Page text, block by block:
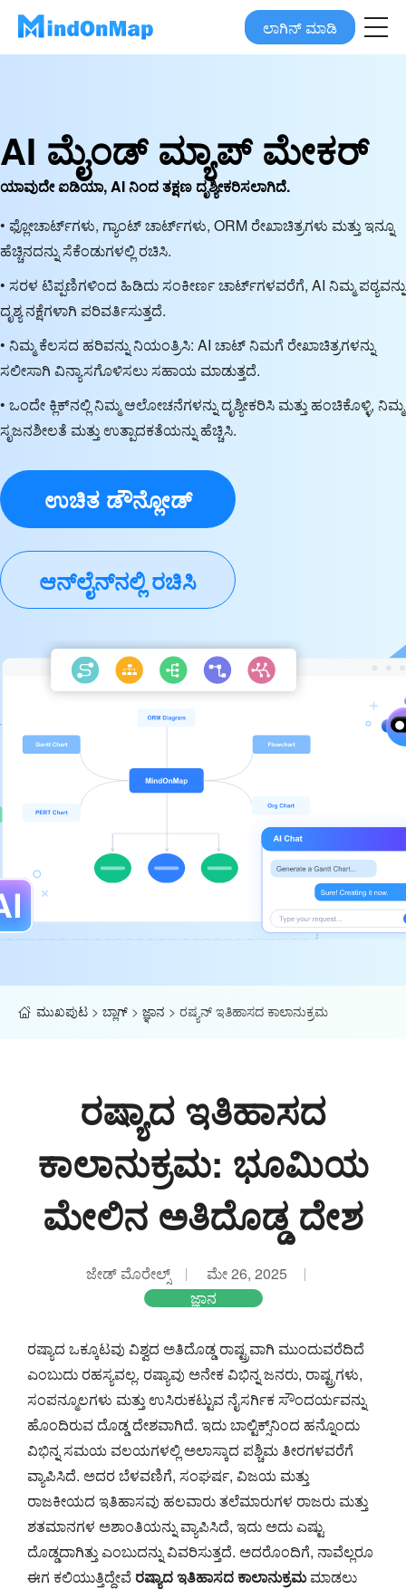
ಲಾಗಿನ್ ಮಾಡಿ
AI ಮೈಂಡ್ ಮ್ಯಾಪ್ ಮೇಕರ್
ಯಾವುದೇ ಐಡಿಯಾ, AI ನಿಂದ ತಕ್ಷಣ ದೃಶ್ಯೀಕರಿಸಲಾಗಿದೆ.
• ಫ್ಲೋಚಾರ್ಟ್‌ಗಳು, ಗ್ಯಾಂಟ್ ಚಾರ್ಟ್‌ಗಳು, ORM ರೇಖಾಚಿತ್ರಗಳು ಮತ್ತು ಇನ್ನೂ
ಹೆಚ್ಚಿನದನ್ನು ಸೆಕೆಂಡುಗಳಲ್ಲಿ ರಚಿಸಿ.
• ಸರಳ ಟಿಪ್ಪಣಿಗಳಿಂದ ಹಿಡಿದು ಸಂಕೀರ್ಣ ಚಾರ್ಟ್‌ಗಳವರೆಗೆ, AI ನಿಮ್ಮ ಪಠ್ಯವನ್ನು
ದೃಶ್ಯ ನಕ್ಷೆಗಳಾಗಿ ಪರಿವರ್ತಿಸುತ್ತದೆ.
• ನಿಮ್ಮ ಕೆಲಸದ ಹರಿವನ್ನು ನಿಯಂತ್ರಿಸಿ: AI ಚಾಟ್ ನಿಮಗೆ ರೇಖಾಚಿತ್ರಗಳನ್ನು
ಸಲೀಸಾಗಿ ವಿನ್ಯಾಸಗೊಳಿಸಲು ಸಹಾಯ ಮಾಡುತ್ತದೆ.
• ಒಂದೇ ಕ್ಲಿಕ್‌ನಲ್ಲಿ ನಿಮ್ಮ ಆಲೋಚನೆಗಳನ್ನು ದೃಶ್ಯೀಕರಿಸಿ ಮತ್ತು ಹಂಚಿಕೊಳ್ಳಿ, ನಿಮ್ಮ
ಸೃಜನಶೀಲತೆ ಮತ್ತು ಉತ್ಪಾದಕತೆಯನ್ನು ಹೆಚ್ಚಿಸಿ.
ಉಚಿತ ಡೌನ್ಲೋಡ್
ಆನ್‌ಲೈನ್‌ನಲ್ಲಿ ರಚಿಸಿ
ಮುಖಪುಟ > ಬ್ಲಾಗ್ > ಜ್ಞಾನ > ರಷ್ಯನ್ ಇತಿಹಾಸದ ಕಾಲಾನುಕ್ರಮ
ರಷ್ಯಾದ ಇತಿಹಾಸದ
ಕಾಲಾನುಕ್ರಮ: ಭೂಮಿಯ
ಮೇಲಿನ ಅತಿದೊಡ್ಡ ದೇಶ
ಜೇಡ್ ಮೊರೇಲ್ಸ್
ಮೇ 26, 2025
ಜ್ಞಾನ
ರಷ್ಯಾದ ಒಕ್ಕೂಟವು ವಿಶ್ವದ ಅತಿದೊಡ್ಡ ರಾಷ್ಟ್ರವಾಗಿ ಮುಂದುವರೆದಿದೆ
ಎಂಬುದು ರಹಸ್ಯವಲ್ಲ. ರಷ್ಯಾವು ಅನೇಕ ವಿಭಿನ್ನ ಜನರು, ರಾಷ್ಟ್ರಗಳು,
ಸಂಪನ್ಮೂಲಗಳು ಮತ್ತು ಉಸಿರುಕಟ್ಟುವ ನೈಸರ್ಗಿಕ ಸೌಂದರ್ಯವನ್ನು
ಹೊಂದಿರುವ ದೊಡ್ಡ ದೇಶವಾಗಿದೆ. ಇದು ಬಾಲ್ಟಿಕ್ಸ್‌ನಿಂದ ಹನ್ನೊಂದು
ವಿಭಿನ್ನ ಸಮಯ ವಲಯಗಳಲ್ಲಿ ಅಲಾಸ್ಕಾದ ಪಶ್ಚಿಮ ತೀರಗಳವರೆಗೆ
ವ್ಯಾಪಿಸಿದೆ. ಅದರ ಬೆಳವಣಿಗೆ, ಸಂಘರ್ಷ, ವಿಜಯ ಮತ್ತು
ರಾಜಕೀಯದ ಇತಿಹಾಸವು ಹಲವಾರು ತಲೆಮಾರುಗಳ ರಾಜರು ಮತ್ತು
ಶತಮಾನಗಳ ಅಶಾಂತಿಯನ್ನು ವ್ಯಾಪಿಸಿದೆ, ಇದು ಅದು ಎಷ್ಟು
ದೊಡ್ಡದಾಗಿತ್ತು ಎಂಬುದನ್ನು ವಿವರಿಸುತ್ತದೆ. ಅದರೊಂದಿಗೆ, ನಾವೆಲ್ಲರೂ
ಈಗ ಕಲಿಯುತ್ತಿದ್ದೇವೆರಷ್ಯಾದ ಇತಿಹಾಸದ ಕಾಲಾನುಕ್ರಮಮಾಡಲು